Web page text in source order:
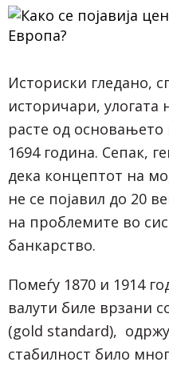
МОЗАИК
Историски гледано,
историчари, улогата
расте од основањето
1694 година. Сепак,
дека концептот на
не се појавил до 20
на проблемите во
банкарство.
Помеѓу 1870 и 1914
валути биле врзани
(gold standard),
стабилност било